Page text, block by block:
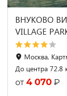
ВНУКОВО
VILLAGE
Москва,
До центра 72.8
от 4 070 ₽